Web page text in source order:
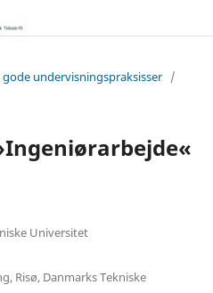
gode undervisningspraksisser /
Universitet
Risø, Danmarks Tekniske